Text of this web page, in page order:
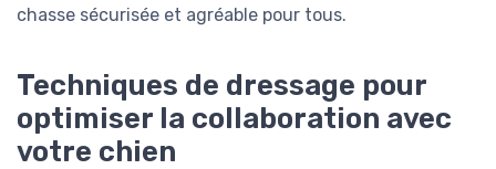
chasse sécurisée et agréable pour tous.
Techniques de dressage pour
optimiser la collaboration avec
votre chien